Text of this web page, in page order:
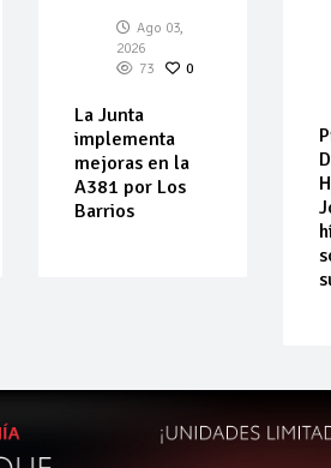
Ago 03,
2026
73
0
La Junta
implementa
mejoras en la
A381 por Los
Barrios